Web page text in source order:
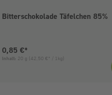
Bitterschokolade Täfelchen 85%
Aktueller Preis:
0,85 €*
Inhalt: 20 g (42,50 €* / 1kg)